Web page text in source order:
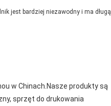
jest bardziej niezawodny i ma długą
w Chinach.Nasze produkty są
sprzęt do drukowania